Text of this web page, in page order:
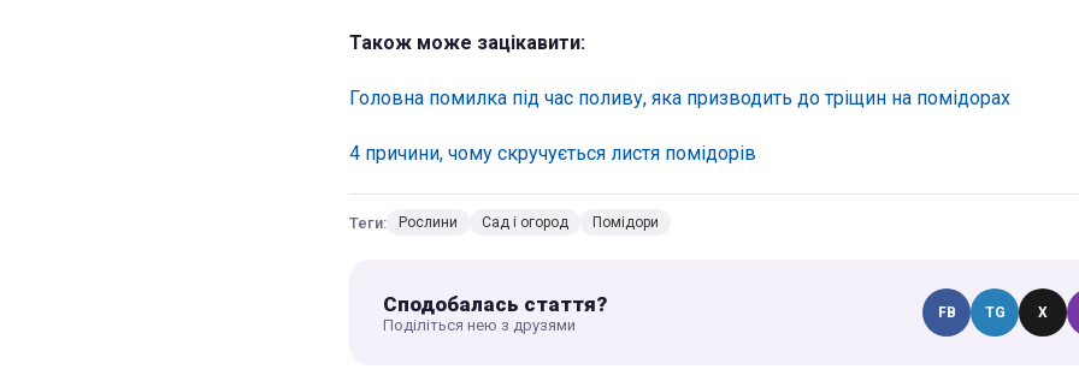
Також може зацікавити:
Головна помилка під час поливу, яка призводить до тріщин на помідорах
4 причини, чому скручується листя помідорів
Теги: Рослини Сад і огород Помідори
Сподобалась стаття?
Поділіться нею з друзями
FB TG X